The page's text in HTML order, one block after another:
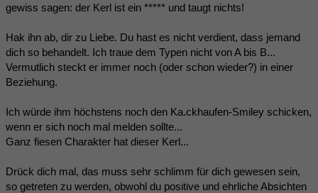
gewiss sagen: der Kerl ist ein ***** und taugt nichts!
Hak ihn ab, dir zu Liebe. Du hast es nicht verdient, dass jemand
dich so behandelt. Ich traue dem Typen nicht von A bis B...
Vermutlich steckt er immer noch (oder schon wieder?) in einer
Beziehung.
Ich würde ihm höchstens noch den Ka.ckhaufen-Smiley schicken,
wenn er sich noch mal melden sollte...
Ganz fiesen Charakter hat dieser Kerl...
Drück dich mal, das muss sehr schlimm für dich gewesen sein,
so getreten zu werden, obwohl du positive und ehrliche Absichten